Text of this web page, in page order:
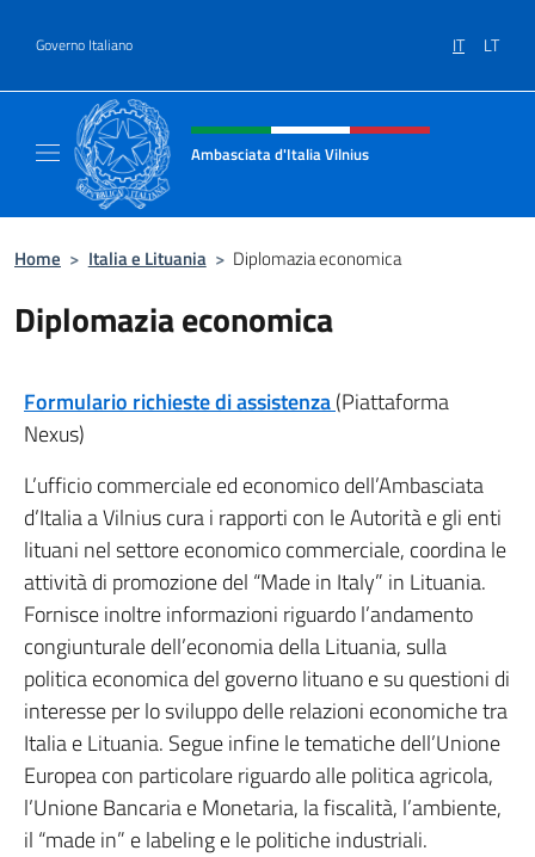
Governo Italiano IT LT
Intestazione sito, social e menù
Ambasciata d'Italia Vilnius
Home > Italia e Lituania > Diplomazia economica
Diplomazia economica
Formulario richieste di assistenza(Piattaforma
Nexus)
L’ufficio commerciale ed economico dell’Ambasciata
d’Italia a Vilnius cura i rapporti con le Autorità e gli enti
lituani nel settore economico commerciale, coordina le
attività di promozione del “Made in Italy” in Lituania.
Fornisce inoltre informazioni riguardo l’andamento
congiunturale dell’economia della Lituania, sulla
politica economica del governo lituano e su questioni di
interesse per lo sviluppo delle relazioni economiche tra
Italia e Lituania. Segue infine le tematiche dell’Unione
Europea con particolare riguardo alle politica agricola,
l’Unione Bancaria e Monetaria, la fiscalità, l’ambiente,
il “made in” e labeling e le politiche industriali.